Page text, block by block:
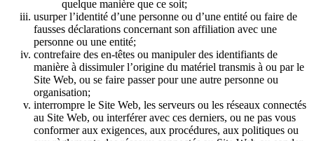
quelque manière que ce soit;
usurper l’identité d’une personne ou d’une entité ou faire de
fausses déclarations concernant son affiliation avec une
personne ou une entité;
contrefaire des en-têtes ou manipuler des identifiants de
manière à dissimuler l’origine du matériel transmis à ou par le
Site Web, ou se faire passer pour une autre personne ou
organisation;
interrompre le Site Web, les serveurs ou les réseaux connectés
au Site Web, ou interférer avec ces derniers, ou ne pas vous
conformer aux exigences, aux procédures, aux politiques ou